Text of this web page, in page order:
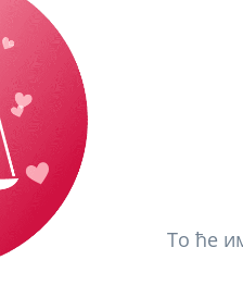
То ће